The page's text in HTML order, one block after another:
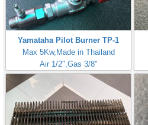
Yamataha Pilot Burner TP-1
Max 5Kw,Made in Thailand
Air 1/2",Gas 3/8"